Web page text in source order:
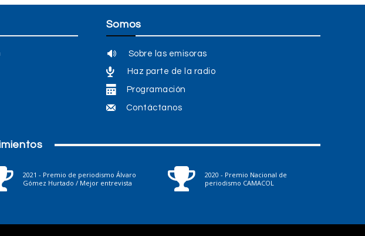
Somos
Sobre las emisoras
Haz parte de la radio
Programación
Contáctanos
2021 - Premio de periodismo Álvaro
Gómez Hurtado / Mejor entrevista
2020 - Premio Nacional de
periodismo CAMACOL